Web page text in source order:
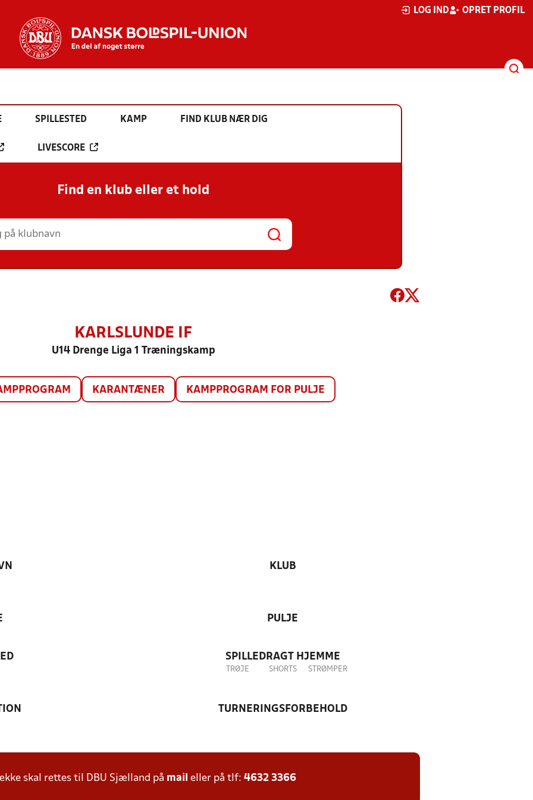
LOG IND OPRET PROFIL
SPILLESTED KAMP FIND KLUB NÆR DIG
LIVESCORE
Find en klub eller et hold
KARLSLUNDE IF
U14 Drenge Liga 1 Træningskamp
KARANTÆNER KAMPPROGRAM FOR PULJE
KLUB
PULJE
SPILLEDRAGT HJEMME
TRØJE SHORTS STRØMPER
TURNERINGSFORBEHOLD
skal rettes til DBU Sjælland på mail eller på tlf: 4632 3366